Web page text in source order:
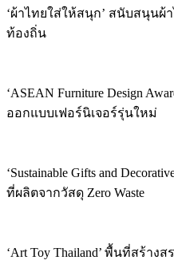
‘ผ้าไทยใส่ให้สนุก’ สนับสนุน
ท้องถิ่น
‘ASEAN Furniture Design
ออกแบบเฟอร์นิเจอร์รุ่นใหม่
‘Sustainable Gifts and
ที่ผลิตจากวัสดุ Zero Waste
‘Art Toy Thailand’ พื้นที่สร้าง